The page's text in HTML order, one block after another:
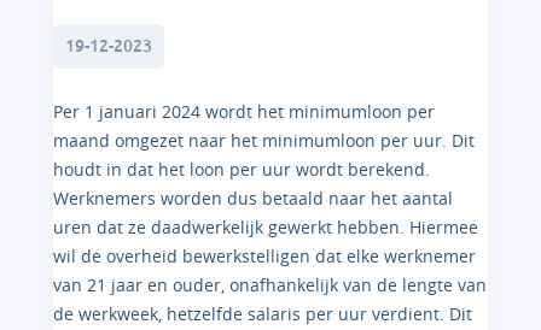
19-12-2023
Per 1 januari 2024 wordt het minimumloon per
maand omgezet naar het minimumloon per uur. Dit
houdt in dat het loon per uur wordt berekend.
Werknemers worden dus betaald naar het aantal
uren dat ze daadwerkelijk gewerkt hebben. Hiermee
wil de overheid bewerkstelligen dat elke werknemer
van 21 jaar en ouder, onafhankelijk van de lengte van
de werkweek, hetzelfde salaris per uur verdient. Dit